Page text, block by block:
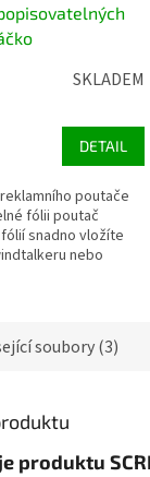
SKLADEM
DETAIL
poutače
fólii poutač
snadno vložíte
nebo
soubory (3)
produktu